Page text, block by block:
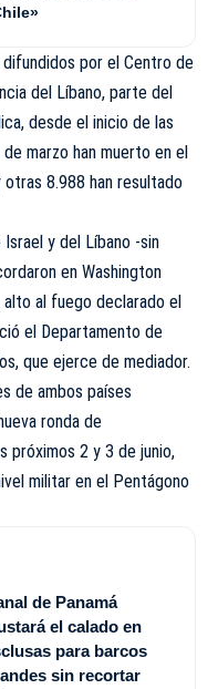
por el Centro de
del Líbano, parte del
desde el inicio de las
marzo han muerto en el
otras 8.988 han resultado
y del Líbano -sin
en Washington
al fuego declarado el
el Departamento de
que ejerce de mediador.
de ambos países
ronda de
próximos 2 y 3 de junio,
militar en el Pentágono
de Panamá
el calado en
para barcos
sin recortar